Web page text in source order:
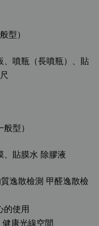
型）
、噴瓶（長噴瓶）、貼
型）
、貼膜水 除膠液
逸散檢測 甲醛逸散檢
的使用
康光線空間